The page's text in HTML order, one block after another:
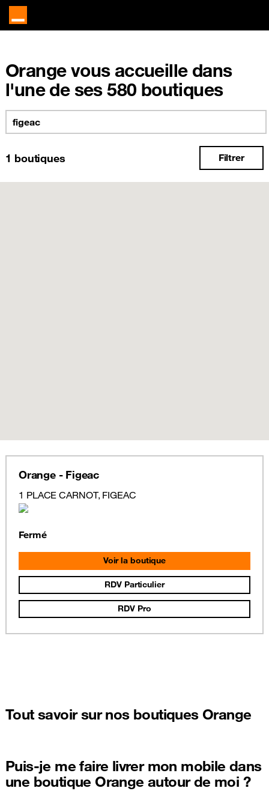
Orange vous accueille dans
l'une de ses 580 boutiques
1 boutiques Filtrer
Orange - Figeac
1 PLACE CARNOT, FIGEAC
Fermé
Voir la boutique
RDV Particulier
RDV Pro
Tout savoir sur nos boutiques Orange
Puis-je me faire livrer mon mobile dans
une boutique Orange autour de moi ?